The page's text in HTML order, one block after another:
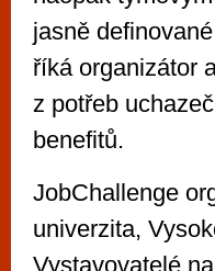
jasně
říká organizátor
z potřeb
benefitů.
JobChallenge
univerzita,
Vystavovatelé